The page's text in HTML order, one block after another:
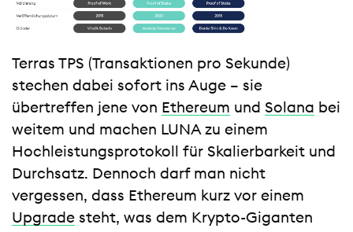
Terras TPS (Transaktionen pro Sekunde)
stechen dabei sofort ins Auge – sie
übertreffen jene von Ethereum und Solana bei
weitem und machen LUNA zu einem
Hochleistungsprotokoll für Skalierbarkeit und
Durchsatz. Dennoch darf man nicht
vergessen, dass Ethereum kurz vor einem
Upgrade steht, was dem Krypto-Giganten